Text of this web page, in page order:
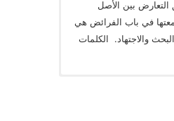
اﻟﺘﻌﺎرض ﺑﻴﻦ اﻷﺻﻞ
في باب الفرائض هي
والاجتهاد. الكلمات